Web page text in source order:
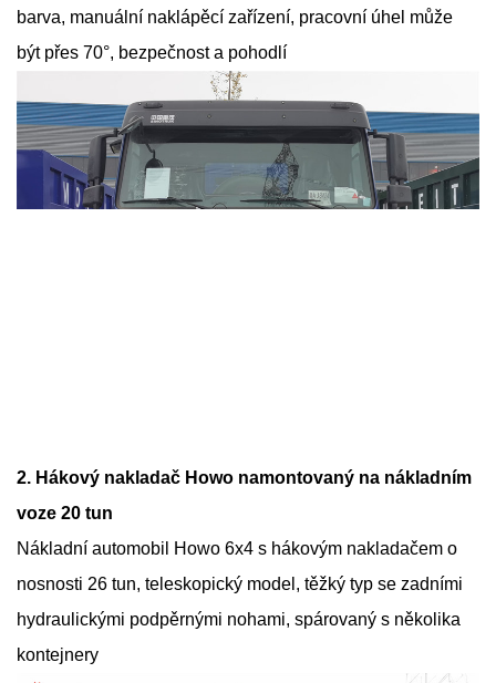
barva, manuální naklápěcí zařízení, pracovní úhel může
být přes 70°, bezpečnost a pohodlí
2. Hákový nakladač Howo namontovaný na nákladním
voze 20 tun
Nákladní automobil Howo 6x4 s hákovým nakladačem o
nosnosti 26 tun, teleskopický model, těžký typ se zadními
hydraulickými podpěrnými nohami, spárovaný s několika
kontejnery